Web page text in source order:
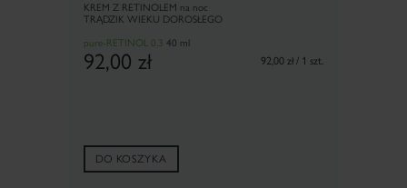
KREM Z RETINOLEM na noc
TRĄDZIK WIEKU DOROSŁEGO
pure-RETINOL 0.3 40 ml
92,00 zł 92,00 zł / 1 szt.
DO KOSZYKA